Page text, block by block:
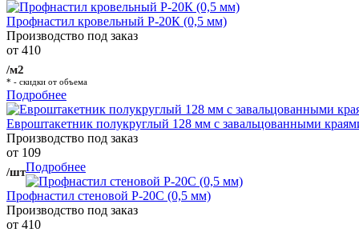
Профнастил кровельный Р-20К (0,5 мм)
Производство под заказ
от 410
/м2
* - скидки от объема
Подробнее
Евроштакетник полукруглый 128 мм с завальцованными
Производство под заказ
от 109
/штПодробнее
Профнастил стеновой Р-20С (0,5 мм)
Производство под заказ
от 410